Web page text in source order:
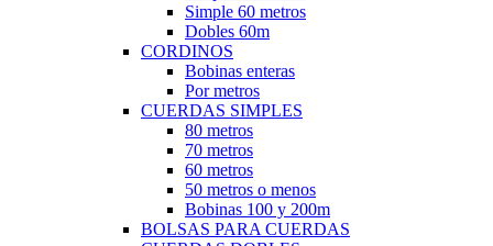
Simple 60 metros
Dobles 60m
CORDINOS
Bobinas enteras
Por metros
CUERDAS SIMPLES
80 metros
70 metros
60 metros
50 metros o menos
Bobinas 100 y 200m
BOLSAS PARA CUERDAS